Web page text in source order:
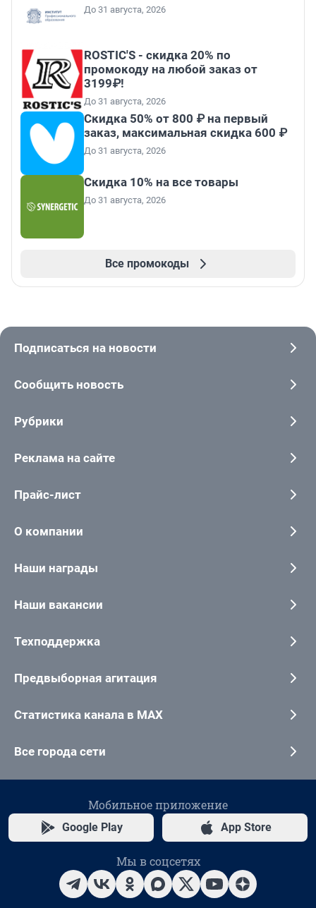
До 31 августа, 2026
ROSTIC'S - скидка 20% по
промокоду на любой заказ от
3199₽!
До 31 августа, 2026
Скидка 50% от 800 ₽ на первый
заказ, максимальная скидка 600 ₽
До 31 августа, 2026
Скидка 10% на все товары
До 31 августа, 2026
Все промокоды
Подписаться на новости
Сообщить новость
Рубрики
Реклама на сайте
Прайс-лист
О компании
Наши награды
Наши вакансии
Техподдержка
Предвыборная агитация
Статистика канала в MAX
Все города сети
Мобильное приложение
Google Play App Store
Мы в соцсетях